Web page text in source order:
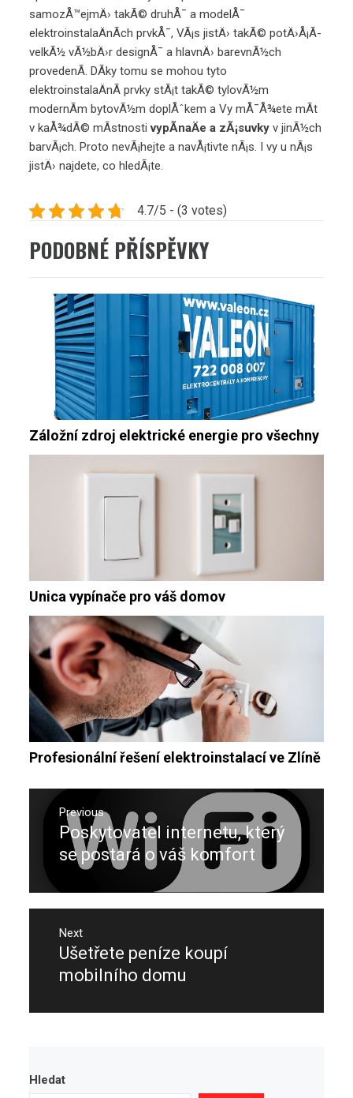
samozÅ™ejmÄ› takÃ© druhÅ¯ a modelÅ¯
elektroinstalaÄnÃ­ch prvkÅ¯, VÃ¡s jistÄ› takÃ© potÄ›Å¡Ã­
velkÃ½ vÃ½bÄ›r designÅ¯ a hlavnÄ› barevnÃ½ch
provedenÃ­. DÃ­ky tomu se mohou tyto
elektroinstalaÄnÃ­ prvky stÃ¡t takÃ© tylovÃ½m
modernÃ­m bytovÃ½m doplÅˆkem a Vy mÅ¯Å¾ete mÃ­t
v kaÅ¾dÃ© mÃ­stnostivypÃ­naÄe a zÃ¡suvky v jinÃ½ch
barvÃ¡ch. Proto nevÃ¡hejte a navÅ¡tivte nÃ¡s. I vy u nÃ¡s
jistÄ› najdete, co hledÃ¡te.
4.7/5 - (3 votes)
PODOBNÉ PŘÍSPĚVKY
Záložní zdroj elektrické energie pro všechny
Unica vypínače pro váš domov
Profesionální řešení elektroinstalací ve Zlíně
Navigace
pro
příspěvek
Previous
Previous
post:
Poskytovatel internetu, který
se postará o váš komfort
Next
Next
post:
Ušetřete peníze koupí
mobilního domu
Hledat